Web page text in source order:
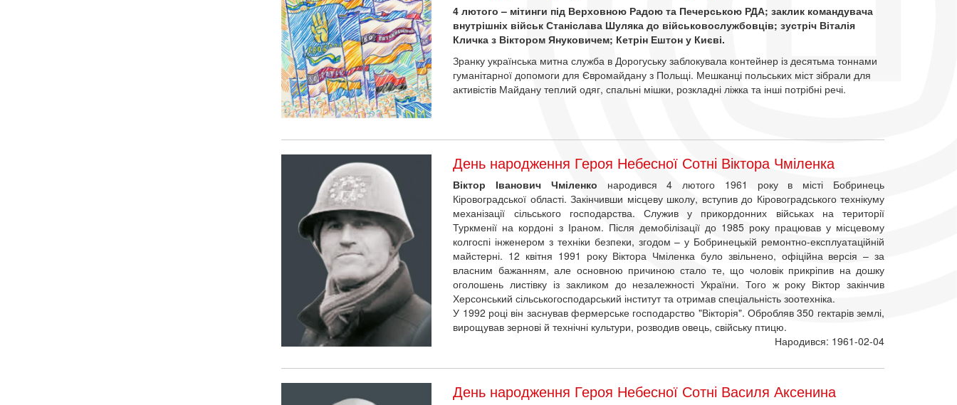
4 лютого – мітинги під Верховною Радою та Печерською РДА; заклик командувача
внутрішніх військ Станіслава Шуляка до військовослужбовців; зустріч Віталія
Кличка з Віктором Януковичем; Кетрін Ештон у Києві.
Зранку українська митна служба в Дорогуську заблокувала контейнер із десятьма тоннами
гуманітарної допомоги для Євромайдану з Польщі. Мешканці польських міст зібрали для
активістів Майдану теплий одяг, спальні мішки, розкладні ліжка та інші потрібні речі.
День народження Героя Небесної Сотні Віктора Чміленка
Віктор Іванович Чміленко народився 4 лютого 1961 року в місті Бобринець
Кіровоградської області. Закінчивши місцеву школу, вступив до Кіровоградського технікуму
механізації сільського господарства. Служив у прикордонних військах на території
Туркменії на кордоні з Іраном. Після демобілізації до 1985 року працював у місцевому
колгоспі інженером з техніки безпеки, згодом – у Бобринецькій ремонтно-експлуатаційній
майстерні. 12 квітня 1991 року Віктора Чміленка було звільнено, офіційна версія – за
власним бажанням, але основною причиною стало те, що чоловік прикріпив на дошку
оголошень листівку із закликом до незалежності України. Того ж року Віктор закінчив
Херсонський сільськогосподарський інститут та отримав спеціальність зоотехніка.
У 1992 році він заснував фермерське господарство "Вікторія". Обробляв 350 гектарів землі,
вирощував зернові й технічні культури, розводив овець, свійську птицю.
Народився: 1961-02-04
День народження Героя Небесної Сотні Василя Аксенина